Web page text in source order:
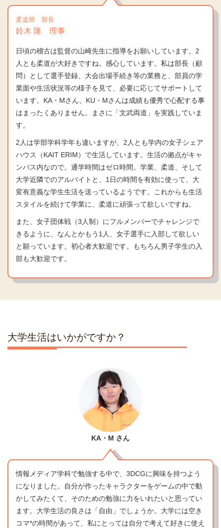
柔道部 部長
鈴木 隆 理事
日頃の稽古は監督の山崎先生に指導をお願いしています。2
人とも柔道が大好きですね。感心しています。私は部長（顧
問）として選手登録、大会出場手続き等の業務と、部員の学
業面や生活状況等の様子を見て、必要に応じてサポートして
います。KA・Mさん、KU・Mさんは成績も優秀で心配する事
はまったくありません。まさに「文武両道」を実践していま
す。
2人は学部学科学年も違いますが、2人とも学内の女子シェア
ハウス（KAIT ERIM）で生活しています。生活の拠点がキャ
ンパス内なので。通学時間はゼロ時間。学業、柔道、そして
大学近隣でのアルバイトと、1日の時間を有効に使って、大
変有意義な学生生活を送っているようです。これからも生活
スタイルを続けて学業に、柔道に頑張って欲しいですね。
また、女子団体戦（3人制）にフルメンバーでチャレンジで
きるように、なんとかもう1人、女子選手に入部して欲しい
と願っています。初心者大歓迎です。もちろん男子学生の入
部も大歓迎です。
大学生活はいかがですか？
KA・M さん
情報メディア学科で勉強する中で、3DCGに興味を持つよう
になりました。自分が作ったキャラクターをゲームの中で動
かしてみたくて、そのための勉強に力をいれたいと思ってい
ます。大学生活の良さは「自由」でしょうか。大学には空き
コマ*の時間があって、私にとっては自分で考えて好きに使え